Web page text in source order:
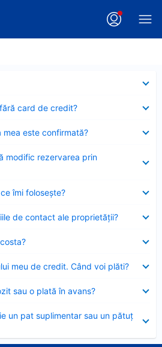
card de credit?
este confirmată?
modific rezervarea prin
îmi foloseşte?
de contact ale proprietății?
meu de credit. Când voi plăti?
sau o plată în avans?
un pat suplimentar sau un pătuț